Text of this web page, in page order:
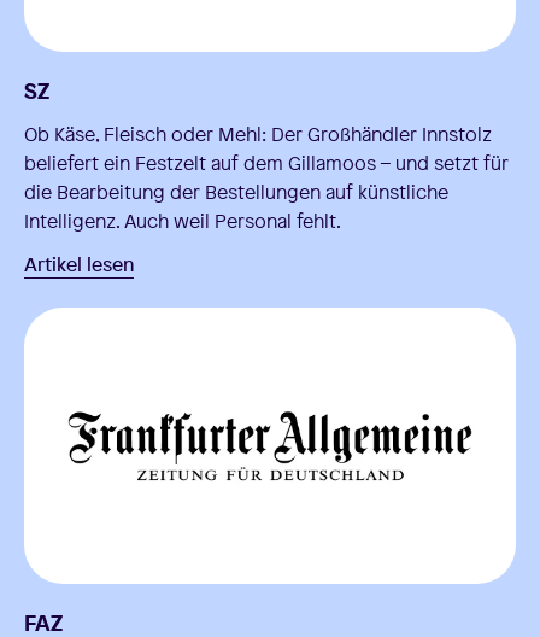
SZ
Ob Käse, Fleisch oder Mehl: Der Großhändler Innstolz
beliefert ein Festzelt auf dem Gillamoos – und setzt für
die Bearbeitung der Bestellungen auf künstliche
Intelligenz. Auch weil Personal fehlt.
Artikel lesen
FAZ